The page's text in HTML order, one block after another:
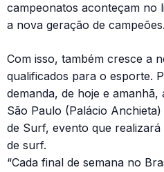
campeonatos aconteçam no
a nova geração de campeões.
Com isso, também cresce a
qualificados para o esporte.
demanda, de hoje e amanhã,
São Paulo (Palácio
de Surf, evento que
de surf.
“Cada final de semana no